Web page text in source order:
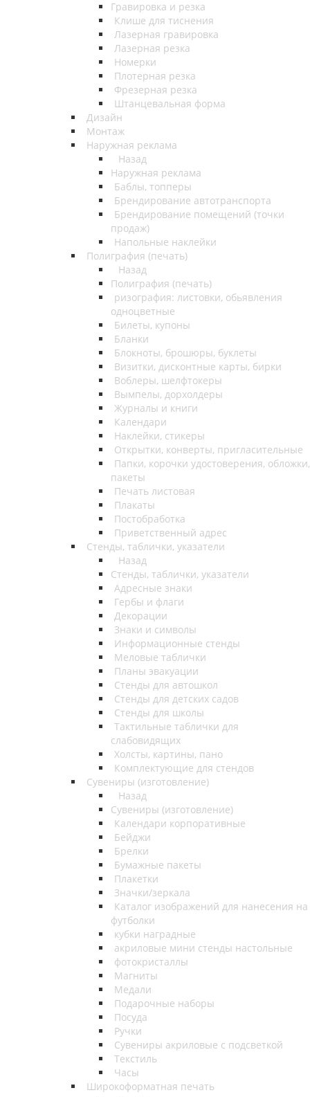
Гравировка и резка
Клише для тиснения
Лазерная гравировка
Лазерная резка
Номерки
Плотерная резка
Фрезерная резка
Штанцевальная форма
Дизайн
Монтаж
Наружная реклама
Назад
Наружная реклама
Баблы, топперы
Брендирование автотранспорта
Брендирование помещений (точки
продаж)
Напольные наклейки
Полиграфия (печать)
Назад
Полиграфия (печать)
ризография: листовки, обьявления
одноцветные
Билеты, купоны
Бланки
Блокноты, брошюры, буклеты
Визитки, дисконтные карты, бирки
Воблеры, шелфтокеры
Вымпелы, дорхолдеры
Журналы и книги
Календари
Наклейки, стикеры
Открытки, конверты, пригласительные
Папки, корочки удостоверения, обложки,
пакеты
Печать листовая
Плакаты
Постобработка
Приветственный адрес
Стенды, таблички, указатели
Назад
Стенды, таблички, указатели
Адресные знаки
Гербы и флаги
Декорации
Знаки и символы
Информационные стенды
Меловые таблички
Планы эвакуации
Стенды для автошкол
Стенды для детских садов
Стенды для школы
Тактильные таблички для
слабовидящих
Холсты, картины, пано
Комплектующие для стендов
Сувениры (изготовление)
Назад
Сувениры (изготовление)
Календари корпоративные
Бейджи
Брелки
Бумажные пакеты
Плакетки
Значки/зеркала
Каталог изображений для нанесения на
футболки
кубки наградные
акриловые мини стенды настольные
фотокристаллы
Магниты
Медали
Подарочные наборы
Посуда
Ручки
Сувениры акриловые с подсветкой
Текстиль
Часы
Широкоформатная печать